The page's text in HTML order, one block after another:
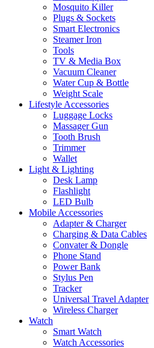
Mosquito Killer
Plugs & Sockets
Smart Electronics
Steamer Iron
Tools
TV & Media Box
Vacuum Cleaner
Water Cup & Bottle
Weight Scale
Lifestyle Accessories
Luggage Locks
Massager Gun
Tooth Brush
Trimmer
Wallet
Light & Lighting
Desk Lamp
Flashlight
LED Bulb
Mobile Accessories
Adapter & Charger
Charging & Data Cables
Convater & Dongle
Phone Stand
Power Bank
Stylus Pen
Tracker
Universal Travel Adapter
Wireless Charger
Watch
Smart Watch
Watch Accessories